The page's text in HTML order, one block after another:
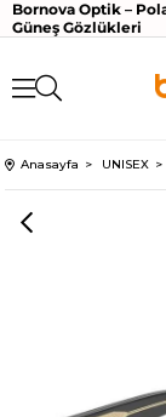
Bornova Optik –
Güneş Gözlükleri
Anasayfa UNISEX